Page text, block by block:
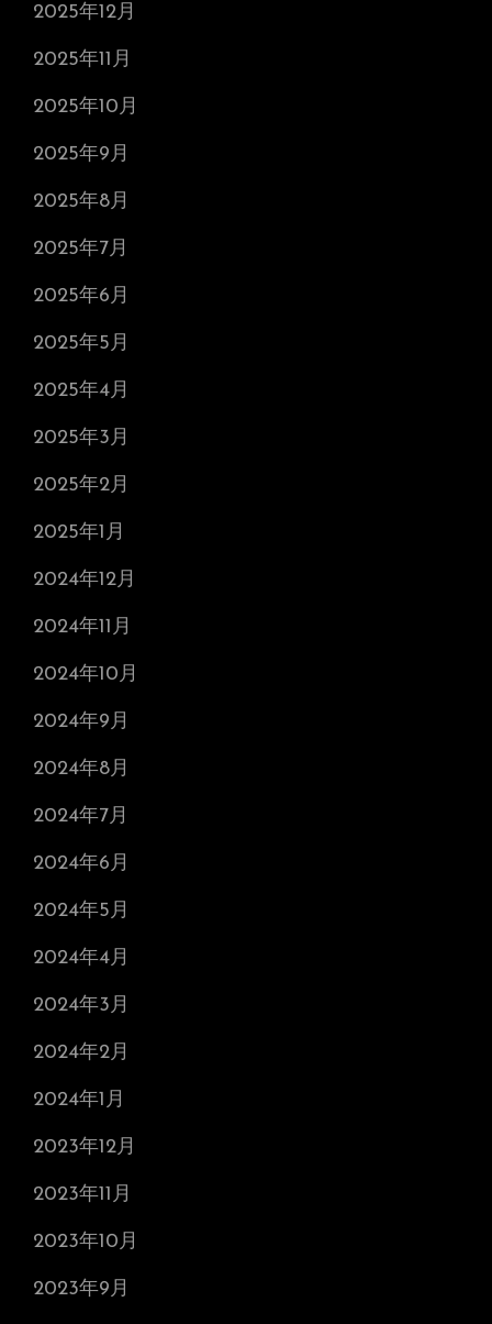
2025年12月
2025年11月
2025年10月
2025年9月
2025年8月
2025年7月
2025年6月
2025年5月
2025年4月
2025年3月
2025年2月
2025年1月
2024年12月
2024年11月
2024年10月
2024年9月
2024年8月
2024年7月
2024年6月
2024年5月
2024年4月
2024年3月
2024年2月
2024年1月
2023年12月
2023年11月
2023年10月
2023年9月